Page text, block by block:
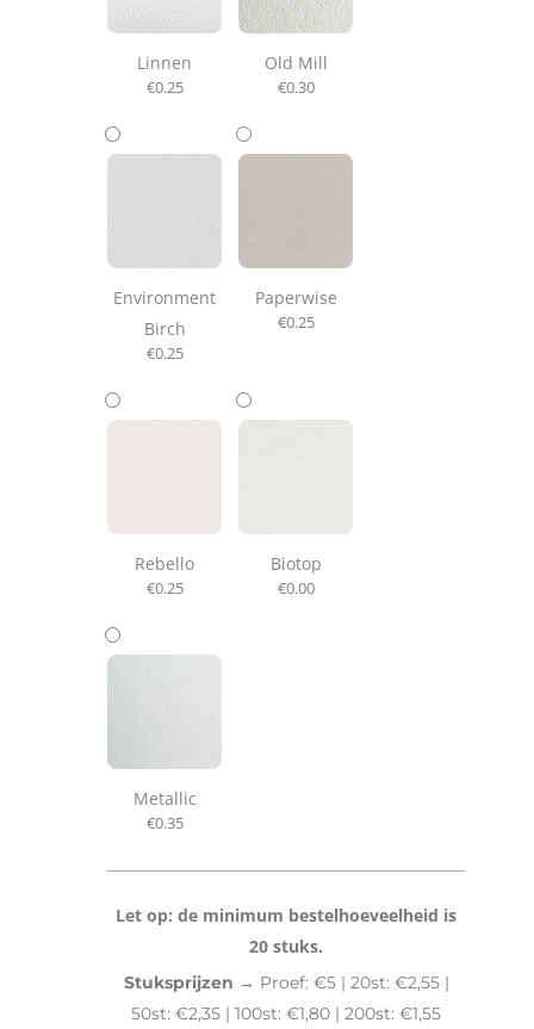
Linnen
€0.25
Old Mill
€0.30
Environment
Birch
€0.25
Paperwise
€0.25
Rebello
€0.25
Biotop
€0.00
Metallic
€0.35
Let op: de minimum bestelhoeveelheid is
20 stuks.
Stuksprijzen → Proef: €5 | 20st: €2,55 |
50st: €2,35 | 100st: €1,80 | 200st: €1,55